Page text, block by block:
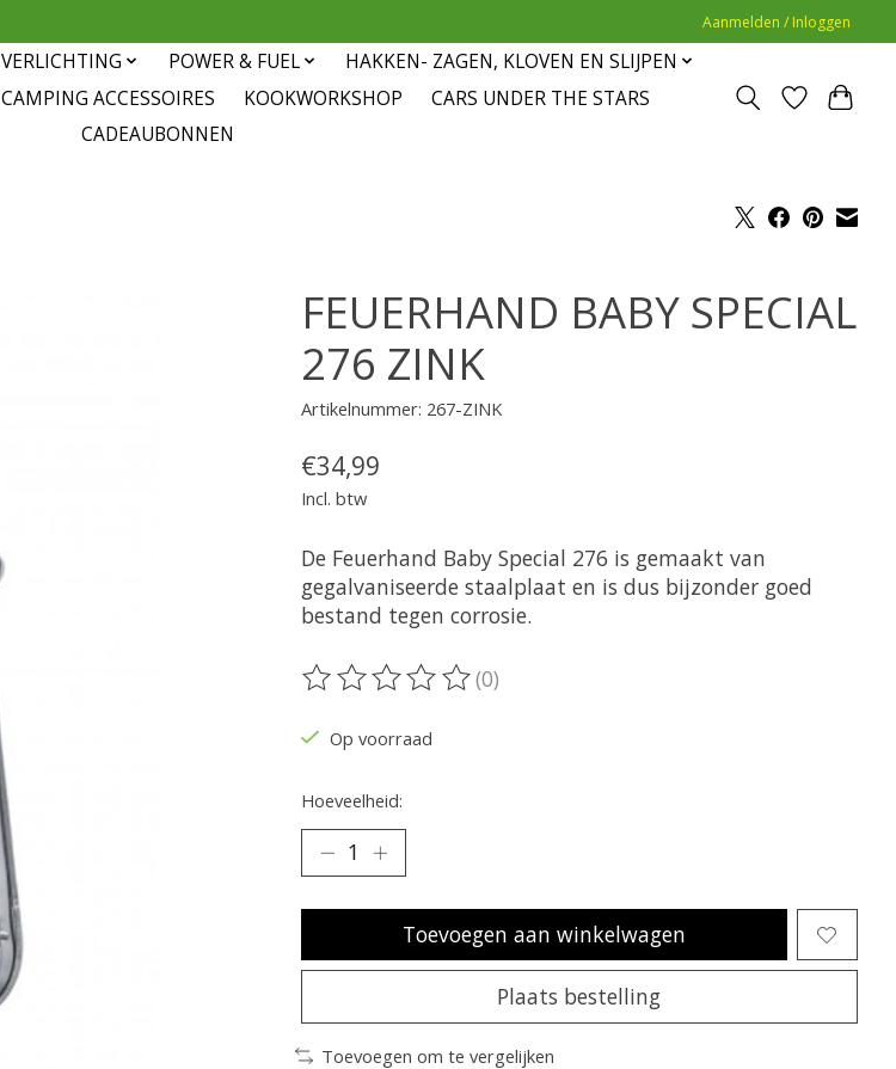
Aanmelden / Inloggen
VERLICHTING POWER & FUEL
HAKKEN- ZAGEN, KLOVEN EN SLIJPEN
CAMPING ACCESSOIRES KOOKWORKSHOP
CARS UNDER THE STARS
CADEAUBONNEN
FEUERHAND BABY SPECIAL
276 ZINK
Artikelnummer: 267-ZINK
€34,99
Incl. btw
De Feuerhand Baby Special 276 is gemaakt van
gegalvaniseerde staalplaat en is dus bijzonder goed
bestand tegen corrosie.
De beoordeling van dit product is
(0)
Op voorraad
Hoeveelheid:
Toevoegen aan winkelwagen
Plaats bestelling
Toevoegen om te vergelijken